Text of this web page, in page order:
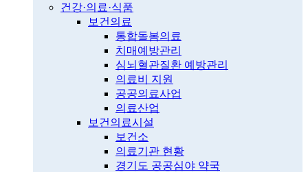
건강·의료·식품
보건의료
통합돌봄의료
치매예방관리
심뇌혈관질환 예방관리
의료비 지원
공공의료사업
의료산업
보건의료시설
보건소
의료기관 현황
경기도 공공심야 약국